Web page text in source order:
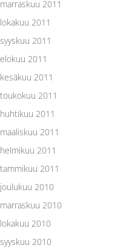
marraskuu 2011
lokakuu 2011
syyskuu 2011
elokuu 2011
kesäkuu 2011
toukokuu 2011
huhtikuu 2011
maaliskuu 2011
helmikuu 2011
tammikuu 2011
joulukuu 2010
marraskuu 2010
lokakuu 2010
syyskuu 2010